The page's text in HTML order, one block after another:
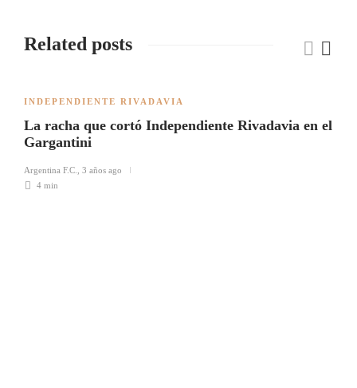
Related posts
INDEPENDIENTE RIVADAVIA
La racha que cortó Independiente Rivadavia en el
Gargantini
Argentina F.C.
3 años ago
4 min